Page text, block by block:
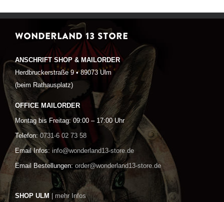
WONDERLAND 13 STORE
ANSCHRIFT SHOP & MAILORDER
Herdbruckerstraße 9 • 89073 Ulm
(beim Rathausplatz)
OFFICE MAILORDER
Montag bis Freitag: 09:00 – 17:00 Uhr
Telefon: 0731-6 02 73 58
Email Infos: info@wonderland13-store.de
Email Bestellungen: order@wonderland13-store.de
SHOP ULM | mehr Infos